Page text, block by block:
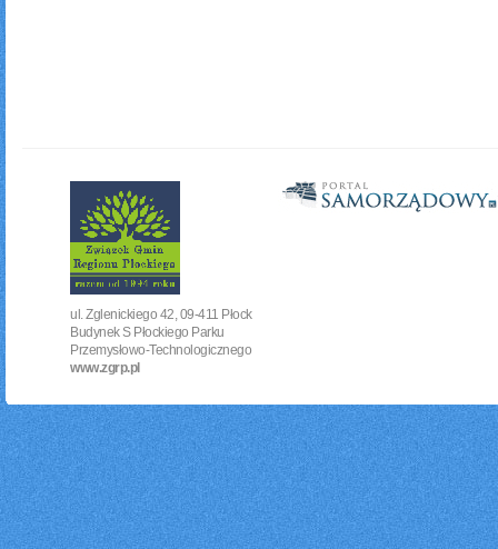
ul. Zglenickiego 42, 09-411 Płock
Budynek S Płockiego Parku
Przemysłowo-Technologicznego
www.zgrp.pl